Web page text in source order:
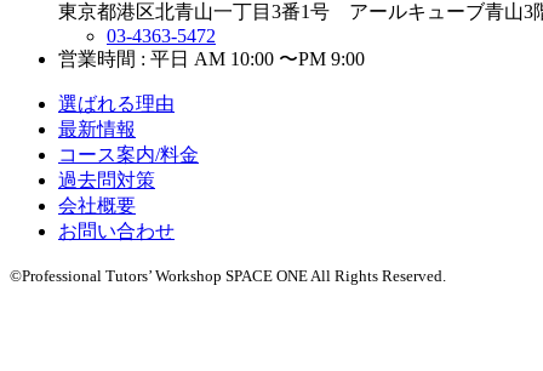
東京都港区北青山一丁目3番1号 アールキューブ青山3
03-4363-5472
営業時間 : 平日 AM 10:00 〜PM 9:00
選ばれる理由
最新情報
コース案内/料金
過去問対策
会社概要
お問い合わせ
©Professional Tutors’ Workshop SPACE ONE All Rights Reserved.